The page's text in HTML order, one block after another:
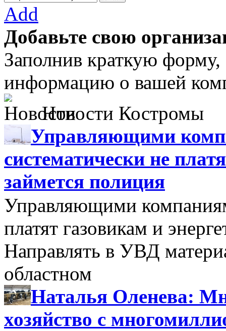
Add
Добавьте свою
Заполнив краткую
информацию о вашей
Новости Костромы
Управляющими
систематически не
займется полиция
Управляющими
платят газовикам и
Направлять в УВД
областном
Наталья Оленева:
хозяйство с